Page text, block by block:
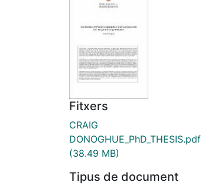
Fitxers
CRAIG
DONOGHUE_PhD_THESIS.pdf
(38.49 MB)
Tipus de document